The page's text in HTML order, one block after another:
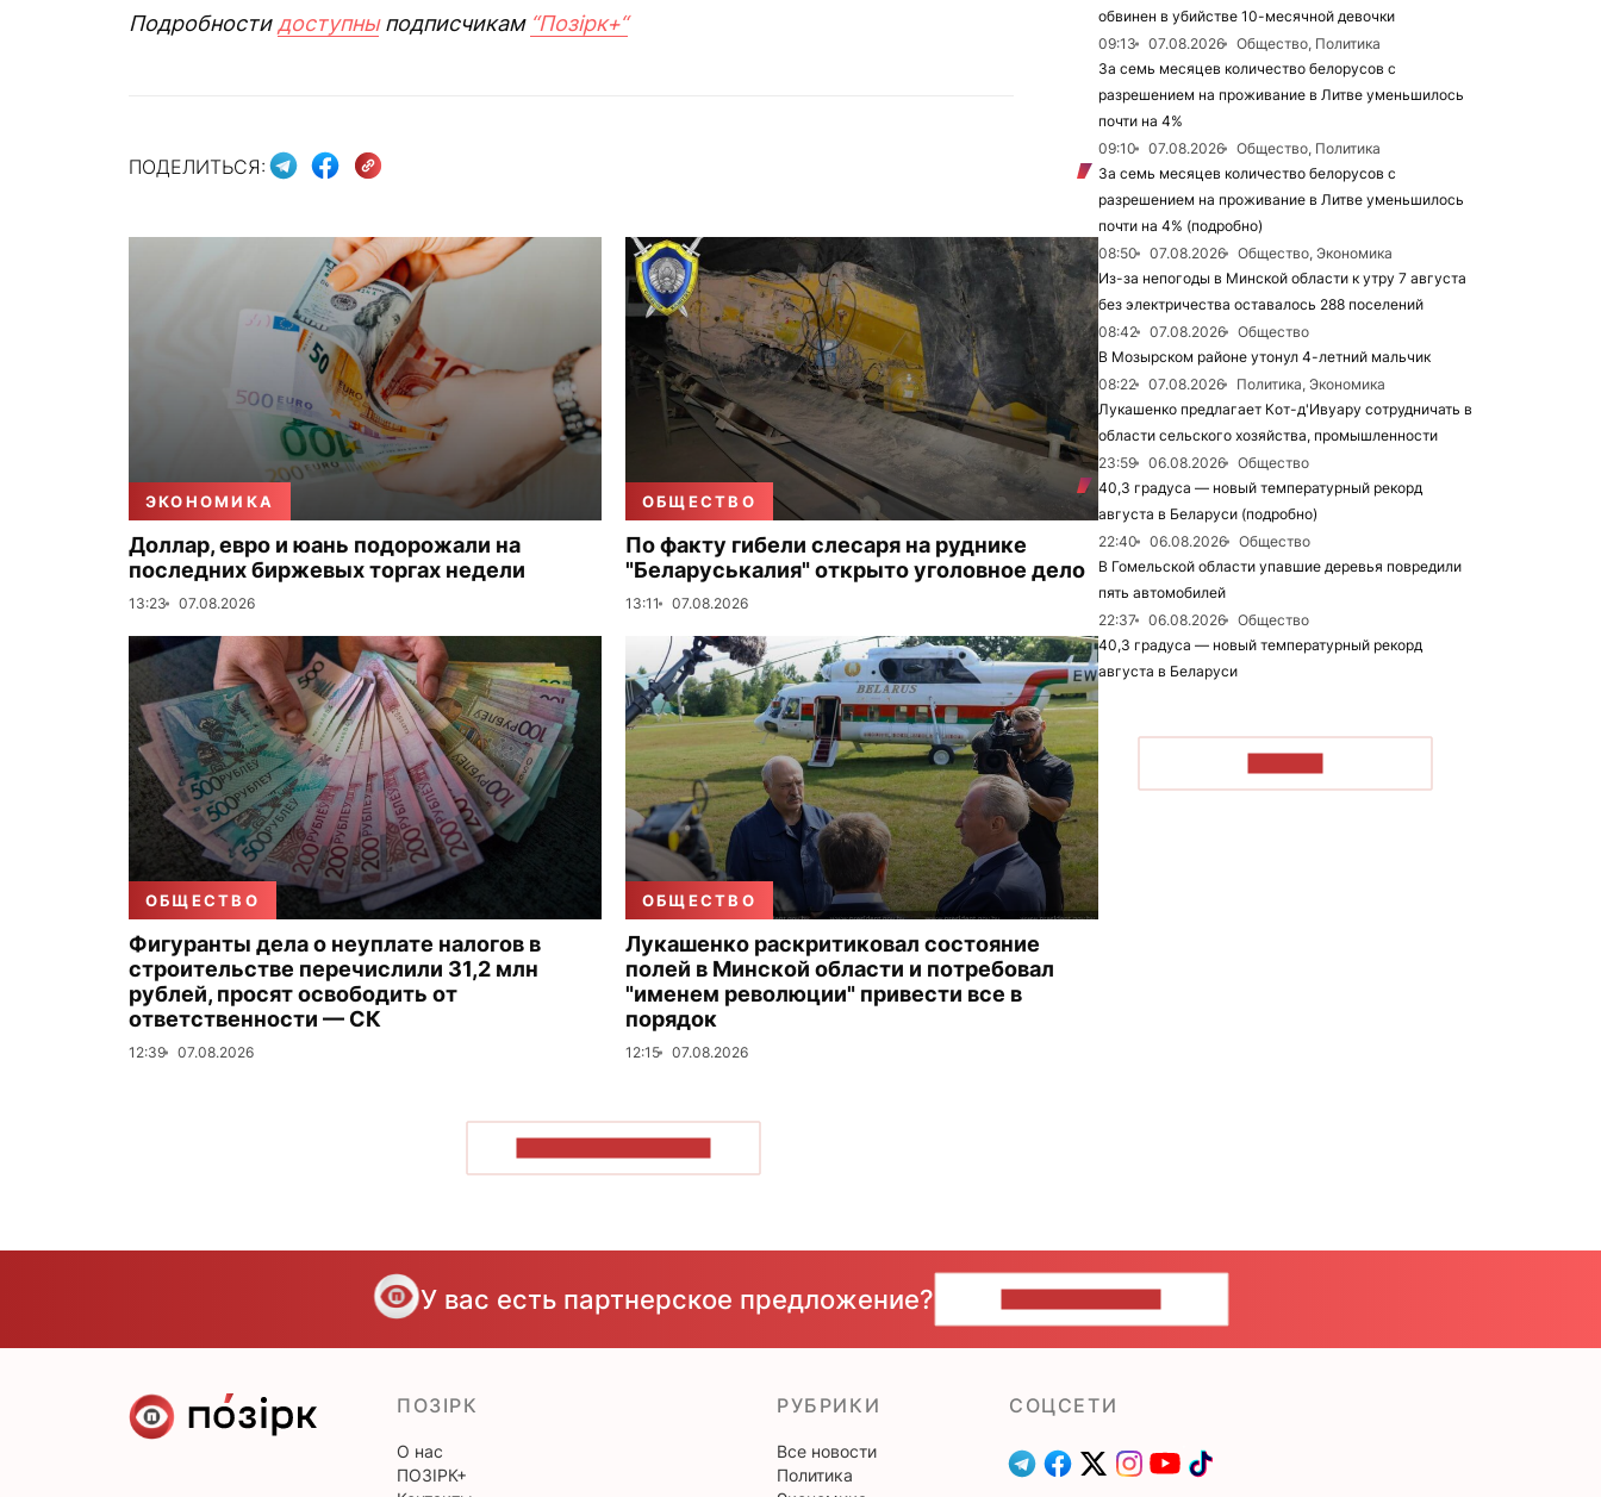
Подробностидоступныподписчикам “Позірк+“
ПОДЕЛИТЬСЯ:
ЭКОНОМИКА
Доллар, евро и юань подорожали на
последних биржевых торгах недели
13:23 07.08.2026
ОБЩЕСТВО
По факту гибели слесаря на руднике
"Беларуськалия" открыто уголовное дело
13:11 07.08.2026
ОБЩЕСТВО
Фигуранты дела о неуплате налогов в
строительстве перечислили 31,2 млн
рублей, просят освободить от
ответственности — СК
12:39 07.08.2026
ОБЩЕСТВО
Лукашенко раскритиковал состояние
полей в Минской области и потребовал
"именем революции" привести все в
порядок
12:15 07.08.2026
обвинен в убийстве 10-месячной девочки
09:13
07.08.2026
Общество, Политика
За семь месяцев количество белорусов с
разрешением на проживание в Литве уменьшилось
почти на 4%
09:10
07.08.2026
Общество, Политика
За семь месяцев количество белорусов с
разрешением на проживание в Литве уменьшилось
почти на 4% (подробно)
08:50
07.08.2026
Общество, Экономика
Из-за непогоды в Минской области к утру 7 августа
без электричества оставалось 288 поселений
08:42
07.08.2026
Общество
В Мозырском районе утонул 4-летний мальчик
08:22
07.08.2026
Политика, Экономика
Лукашенко предлагает Кот-д'Ивуару сотрудничать в
области сельского хозяйства, промышленности
23:59
06.08.2026
Общество
40,3 градуса — новый температурный рекорд
августа в Беларуси (подробно)
22:40
06.08.2026
Общество
В Гомельской области упавшие деревья повредили
пять автомобилей
22:37
06.08.2026
Общество
40,3 градуса — новый температурный рекорд
августа в Беларуси
У вас есть партнерское предложение?
ПОЗІРК
О нас
ПОЗІРК+
РУБРИКИ
Все новости
Политика
CОЦСЕТИ